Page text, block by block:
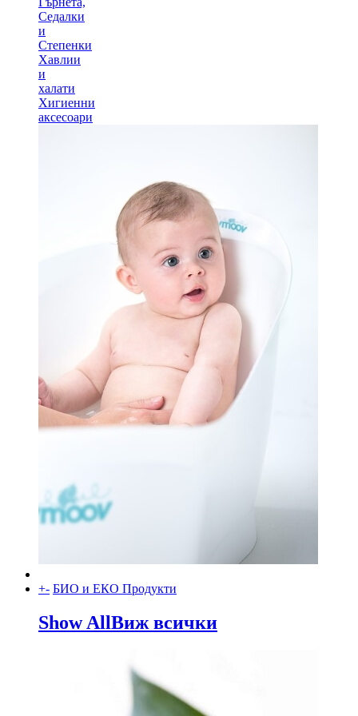
Седалки
и
Степенки
Хавлии
и
халати
Хигиенни
аксесоари
+- БИО и ЕКО Продукти
Show AllВиж всички